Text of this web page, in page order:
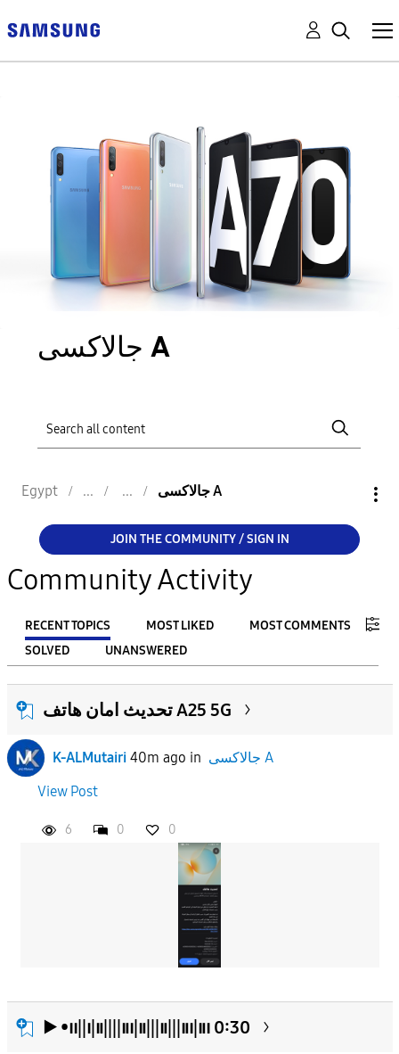
جالاكسى A
Egypt جالاكسى A
JOIN THE COMMUNITY / SIGN IN
Community Activity
RECENT TOPICS MOST LIKED
MOST COMMENTS
SOLVED
UNANSWERED
FILTER:
From
To
تحديث امان هاتف A25 5G
K-ALMutairi 40m ago in
جالاكسى A
View Post
6 0 0
▶︎ •၊၊||၊|။||||။၊|။|||။|||။၊|။၊ 0:30